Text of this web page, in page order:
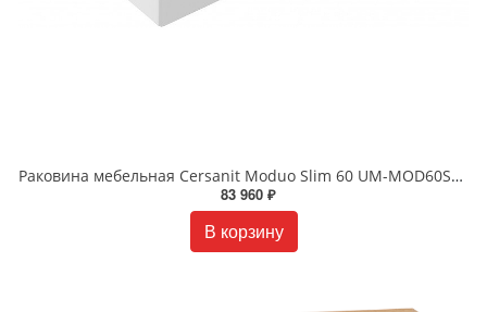
Раковина мебельная Cersanit Moduo Slim 60 UM-MOD60SL/1 белая
83 960 ₽
В корзину